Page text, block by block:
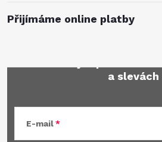
Přijímáme online platby
a slevách
E-mail